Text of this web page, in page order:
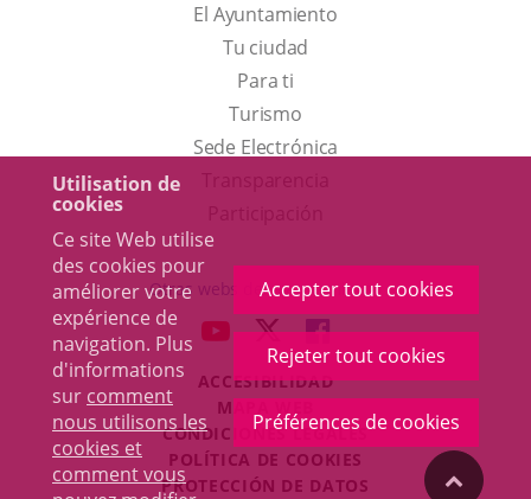
Utilisation de
cookies
Ce site Web utilise
des cookies pour
améliorer votre
expérience de
navigation. Plus
d'informations
sur comment
nous utilisons les
cookies et
comment vous
Accepter tout cookies
Rejeter tout cookies
Préférences de cookies
El Ayuntamiento
Tu ciudad
Para ti
TurismoEste
enlace
una
ventana
nueva.
Sede Electrónica
externa.
Otras webs del ayuntamiento
ENLACE
UNA
APLICACIÓN
EXTERNA.
ENLACE
A
UNA
APLICACIÓN
EXTERNA.
ENLACE
A
UNA
APLICACIÓN
EXTERNA.
ACCESIBILIDAD
MAPA WEB
CONDICIONES LEGALES
POLÍTICA DE COOKIES
PROTECCIÓN DE DATOS
"Volver